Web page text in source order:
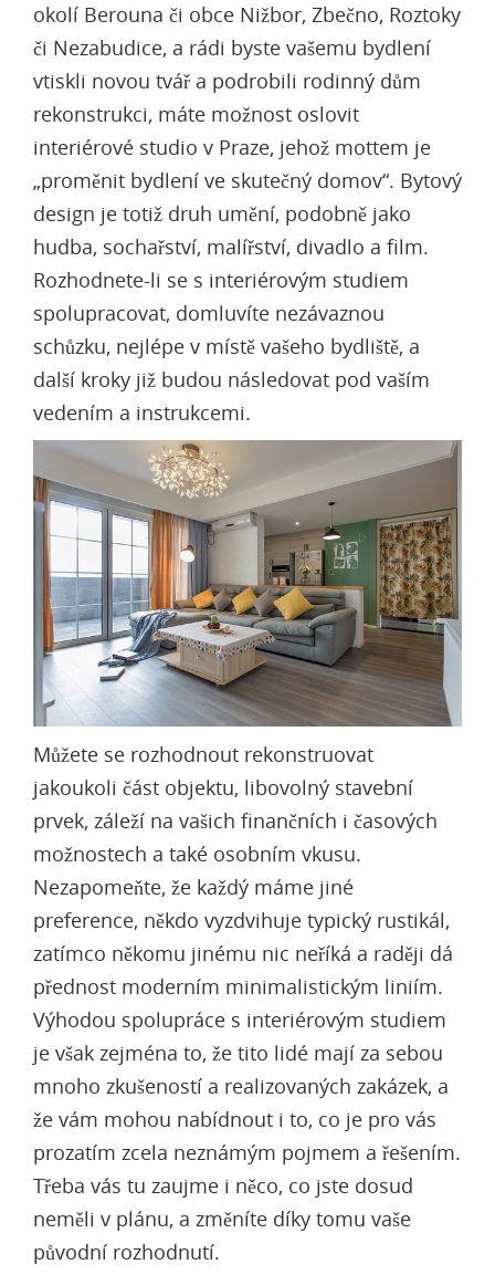
okolí Berouna či obce Nižbor, Zbečno, Roztoky
či Nezabudice, a rádi byste vašemu bydlení
vtiskli novou tvář a podrobili rodinný dům
rekonstrukci, máte možnost oslovit
interiérové studio v Praze, jehož mottem je
„proměnit bydlení ve skutečný domov“. Bytový
design je totiž druh umění, podobně jako
hudba, sochařství, malířství, divadlo a film.
Rozhodnete-li se s interiérovým studiem
spolupracovat, domluvíte nezávaznou
schůzku, nejlépe v místě vašeho bydliště, a
další kroky již budou následovat pod vaším
vedením a instrukcemi.
Můžete se rozhodnout rekonstruovat
jakoukoli část objektu, libovolný stavební
prvek, záleží na vašich finančních i časových
možnostech a také osobním vkusu.
Nezapomeňte, že každý máme jiné
preference, někdo vyzdvihuje typický rustikál,
zatímco někomu jinému nic neříká a raději dá
přednost moderním minimalistickým liniím.
Výhodou spolupráce s interiérovým studiem
je však zejména to, že tito lidé mají za sebou
mnoho zkušeností a realizovaných zakázek, a
že vám mohou nabídnout i to, co je pro vás
prozatím zcela neznámým pojmem a řešením.
Třeba vás tu zaujme i něco, co jste dosud
neměli v plánu, a změníte díky tomu vaše
původní rozhodnutí.